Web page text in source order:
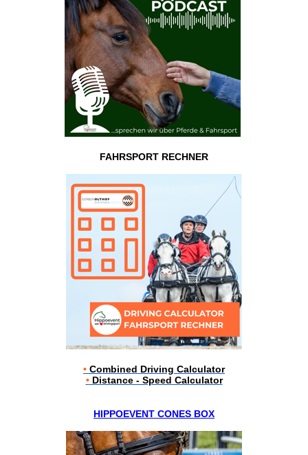
FAHRSPORT RECHNER
• Combined Driving Calculator
•Distance - Speed Calculator
HIPPOEVENT CONES BOX